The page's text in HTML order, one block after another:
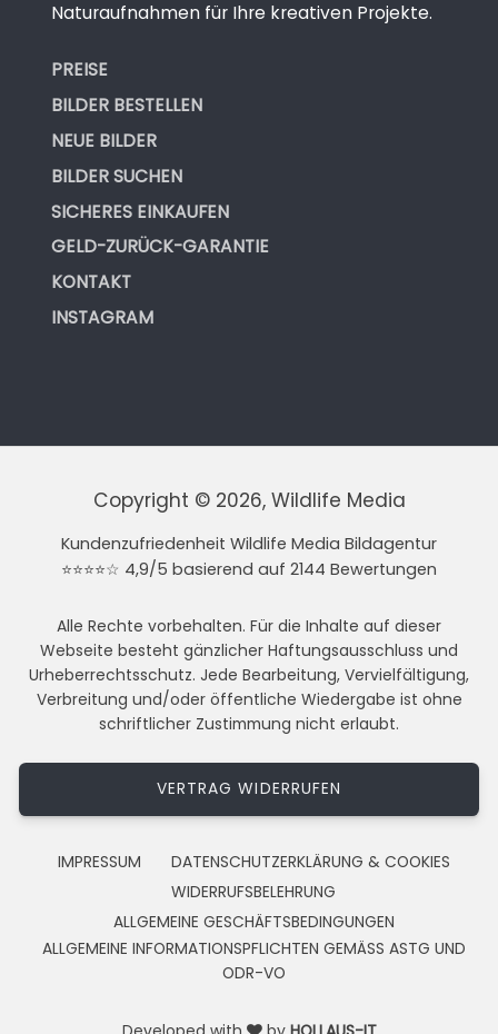
Naturaufnahmen für Ihre kreativen Projekte.
PREISE
BILDER BESTELLEN
NEUE BILDER
BILDER SUCHEN
SICHERES EINKAUFEN
GELD-ZURÜCK-GARANTIE
KONTAKT
INSTAGRAM
Copyright © 2026, Wildlife Media
Kundenzufriedenheit Wildlife Media Bildagentur
⭐⭐⭐⭐☆ 4,9/5 basierend auf 2144 Bewertungen
Alle Rechte vorbehalten. Für die Inhalte auf dieser
Webseite besteht gänzlicher Haftungsausschluss und
Urheberrechtsschutz. Jede Bearbeitung, Vervielfältigung,
Verbreitung und/oder öffentliche Wiedergabe ist ohne
schriftlicher Zustimmung nicht erlaubt.
VERTRAG WIDERRUFEN
IMPRESSUM
DATENSCHUTZERKLÄRUNG & COOKIES
WIDERRUFSBELEHRUNG
ALLGEMEINE GESCHÄFTSBEDINGUNGEN
ALLGEMEINE INFORMATIONSPFLICHTEN GEMÄSS ASTG UND
ODR-VO